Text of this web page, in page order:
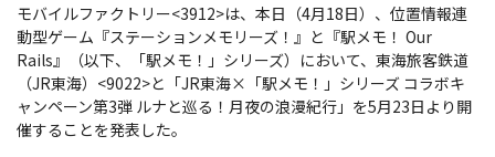
モバイルファクトリー<3912>は、本日（4月18日）、位置情報連
動型ゲーム『ステーションメモリーズ！』と『駅メモ！ Our
Rails』（以下、「駅メモ！」シリーズ）において、東海旅客鉄道
（JR東海）<9022>と「JR東海×「駅メモ！」シリーズ コラボキ
ャンペーン第3弾 ルナと巡る！月夜の浪漫紀行」を5月23日より開
催することを発表した。